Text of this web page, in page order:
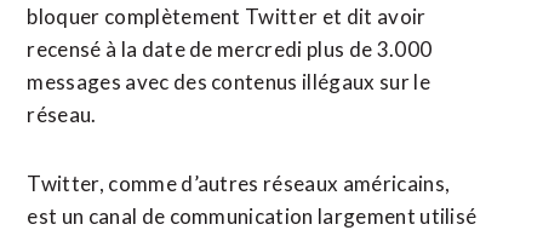
bloquer complètement Twitter et dit avoir
recensé à la date de mercredi plus de 3.000
messages avec des contenus illégaux sur le
réseau.
Twitter, comme d’autres réseaux américains,
est un canal de communication largement utilisé